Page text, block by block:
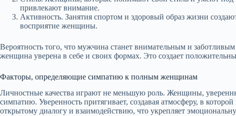
привлекают внимание.
Активность. Занятия спортом и здоровый образ жизни
восприятие женщины.
Вероятность того, что мужчина станет внимательным и
женщина уверена в себе и своих формах. Это создает
Факторы, определяющие симпатию к полным женщинам
Личностные качества играют не меньшую роль. Женщины,
симпатию. Уверенность притягивает, создавая атмосферу, в
открытому диалогу и взаимодействию, что укрепляет